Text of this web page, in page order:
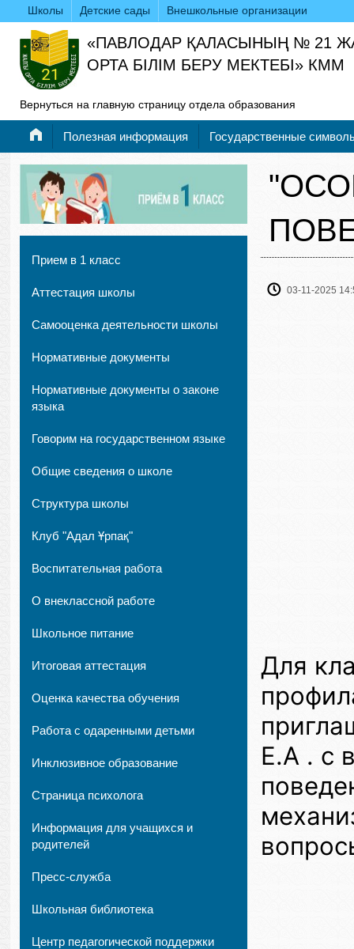
Школы Детские сады Внешкольные организации
«ПАВЛОДАР ҚАЛАСЫНЫҢ № 21
ОРТА БІЛІМ БЕРУ МЕКТЕБІ» КММ
Вернуться на главную страницу отдела образования
Полезная информация Государственные
Прием в 1 класс
Аттестация школы
Самооценка деятельности школы
Нормативные документы
Нормативные документы о законе
языка
Говорим на государственном языке
Общие сведения о школе
Структура школы
Клуб "Адал Ұрпақ"
Воспитательная работа
О внеклассной работе
Школьное питание
Итоговая аттестация
Оценка качества обучения
Работа с одаренными детьми
Инклюзивное образование
Страница психолога
Информация для учащихся и
родителей
Пресс-служба
Школьная библиотека
Центр педагогической поддержки
03-11-2025
Для
Е.А . с